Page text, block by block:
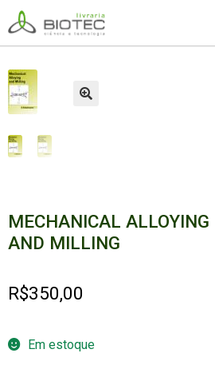
Pular
para
navegação
Pular
para
o
conteúdo
MECHANICAL ALLOYING
AND MILLING
R$350,00
Em estoque